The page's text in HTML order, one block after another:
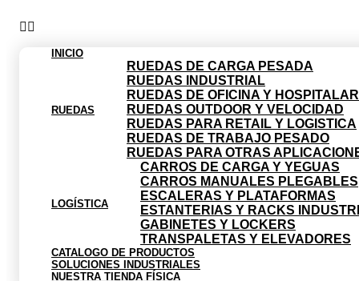
INICIO
RUEDAS
RUEDAS DE CARGA PESADA
RUEDAS INDUSTRIAL
RUEDAS DE OFICINA Y
RUEDAS OUTDOOR Y VELOCIDAD
RUEDAS PARA RETAIL Y LOGISTICA
RUEDAS DE TRABAJO PESADO
RUEDAS PARA OTRAS
LOGÍSTICA
CARROS DE CARGA Y YEGUAS
CARROS MANUALES PLEGABLES
ESCALERAS Y PLATAFORMAS
ESTANTERIAS Y RACKS
GABINETES Y LOCKERS
TRANSPALETAS Y ELEVADORES
CATALOGO DE PRODUCTOS
SOLUCIONES INDUSTRIALES
NUESTRA TIENDA FÍSICA